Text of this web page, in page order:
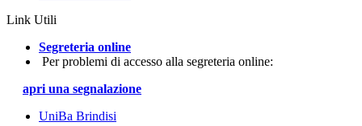
Link Utili
Segreteria online
Per problemi di accesso alla segreteria online:
apri una segnalazione
UniBa Brindisi